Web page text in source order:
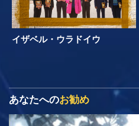
イザベル・ウラドイウ
あなたへのお勧め